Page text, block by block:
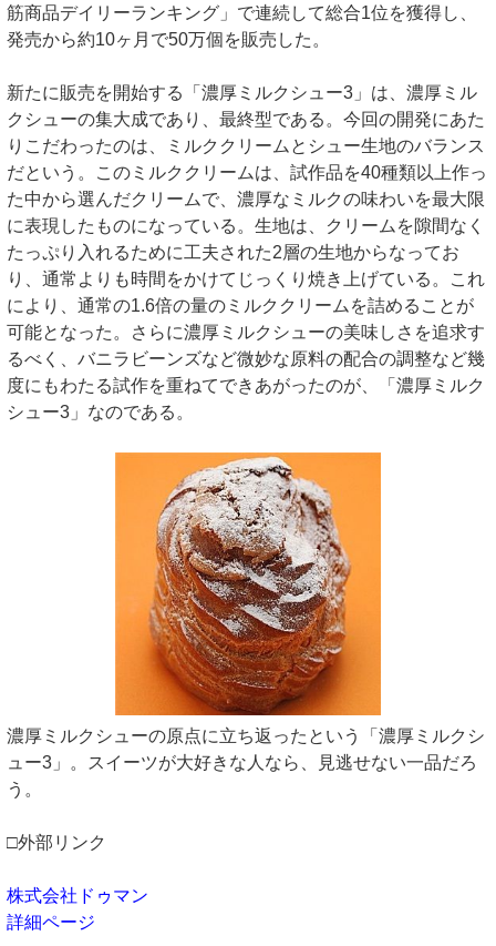
筋商品デイリーランキング」で連続して総合1位を獲得し、
発売から約10ヶ月で50万個を販売した。
新たに販売を開始する「濃厚ミルクシュー3」は、濃厚ミル
クシューの集大成であり、最終型である。今回の開発にあた
りこだわったのは、ミルククリームとシュー生地のバランス
だという。このミルククリームは、試作品を40種類以上作っ
た中から選んだクリームで、濃厚なミルクの味わいを最大限
に表現したものになっている。生地は、クリームを隙間なく
たっぷり入れるために工夫された2層の生地からなってお
り、通常よりも時間をかけてじっくり焼き上げている。これ
により、通常の1.6倍の量のミルククリームを詰めることが
可能となった。さらに濃厚ミルクシューの美味しさを追求す
るべく、バニラビーンズなど微妙な原料の配合の調整など幾
度にもわたる試作を重ねてできあがったのが、「濃厚ミルク
シュー3」なのである。
濃厚ミルクシューの原点に立ち返ったという「濃厚ミルクシ
ュー3」。スイーツが大好きな人なら、見逃せない一品だろ
う。
□外部リンク
株式会社ドゥマン
詳細ページ